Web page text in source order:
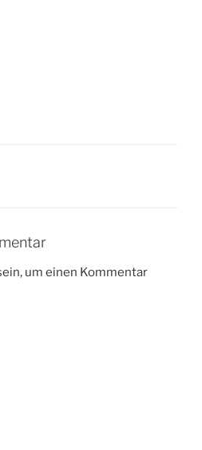
um einen Kommentar